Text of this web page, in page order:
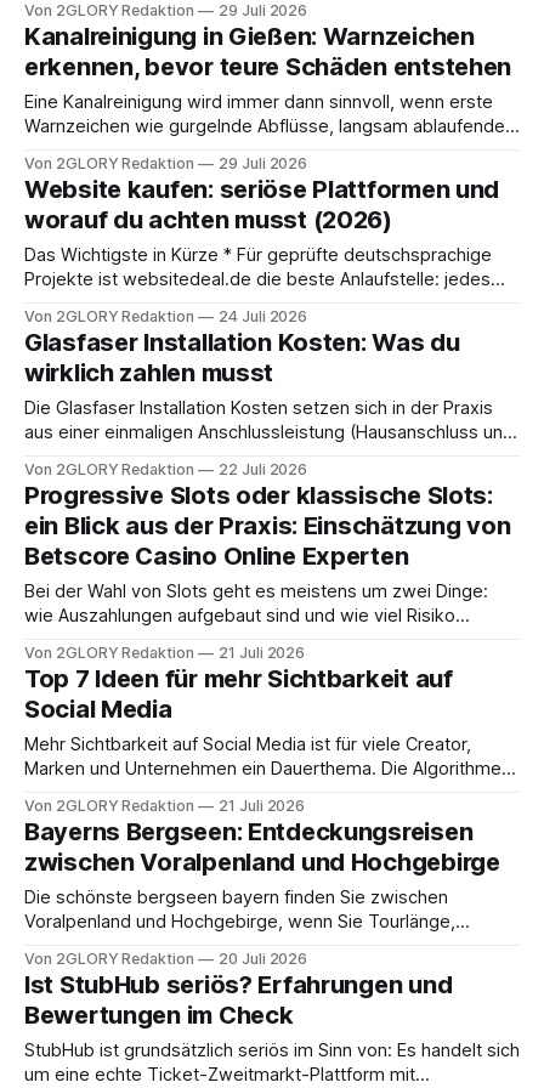
du rund um den academy of sports login wissen musst: von
der ersten Anmeldung über typische Probleme bis hin zu
Sicherheitstipps und der Kontaktaufnahme
Von 2GLORY Redaktion 29 Juli 2026
Kanalreinigung in Gießen: Warnzeichen
erkennen, bevor teure Schäden entstehen
Eine Kanalreinigung wird immer dann sinnvoll, wenn erste
Warnzeichen wie gurgelnde Abflüsse, langsam ablaufendes
aus einer kleinen Störung ein teurer Feuchte- oder
Rückstauschaden wird. Viele Eigentümer und Mieter merken
erst spät, dass ihre Kanalanlage schon länger Signale
gezeigt hat. Wer diese Anzeichen kennt,
Von 2GLORY Redaktion 29 Juli 2026
Website kaufen: seriöse Plattformen und
worauf du achten musst (2026)
Das Wichtigste in Kürze * Für geprüfte deutschsprachige
Projekte ist websitedeal.de die beste Anlaufstelle: jedes
belegt, und der Kauf ist für dich kostenlos. Weitere
Optionen sind Traderoo (deutsch) sowie Flippa und Empire
Flippers (international). * Beim Kauf übernimmst du eine
fertige Seite mit
Von 2GLORY Redaktion 24 Juli 2026
Glasfaser Installation Kosten: Was du
wirklich zahlen musst
Die Glasfaser Installation Kosten setzen sich in der Praxis
aus einer einmaligen Anschlussleistung (Hausanschluss und
zusammen, dazu kommen mögliche Umlagen durch
Vermieter und typische Vertragsnebenkosten. Viele
Verbraucherinnen und Verbraucher unterschreiben bereits,
bevor gebaut wird, und stehen dann vor der Frage: Was
Von 2GLORY Redaktion 22 Juli 2026
Progressive Slots oder klassische Slots:
ein Blick aus der Praxis: Einschätzung von
Betscore Casino Online Experten
Bei der Wahl von Slots geht es meistens um zwei Dinge:
wie Auszahlungen aufgebaut sind und wie viel Risiko
Ende über das Spielgefühl. Verschiedene Slot-Formate in
Casinos wie Betscore Casino sind je nach Anbieter und
Region verfügbar. Der wichtigste Unterschied liegt
Von 2GLORY Redaktion 21 Juli 2026
Top 7 Ideen für mehr Sichtbarkeit auf
Social Media
Mehr Sichtbarkeit auf Social Media ist für viele Creator,
Marken und Unternehmen ein Dauerthema. Die Algorithmen
Konkurrenz um Aufmerksamkeit wird größer. Wer heute
sichtbar sein will, braucht mehr als nur regelmäßige Posts.
Es geht um Strategie, Timing und die richtige Mischung
Von 2GLORY Redaktion 21 Juli 2026
Bayerns Bergseen: Entdeckungsreisen
zwischen Voralpenland und Hochgebirge
Die schönste bergseen bayern finden Sie zwischen
Voralpenland und Hochgebirge, wenn Sie Tourlänge,
Von türkisfarbenen Uferwegen unter der Zugspitze bis zu
kargen Kareseen nahe 1.900 Metern reichen die
Möglichkeiten, und genau diese Bandbreite macht die
Planung so wichtig. Wichtige Fakten auf
Von 2GLORY Redaktion 20 Juli 2026
Ist StubHub seriös? Erfahrungen und
Bewertungen im Check
StubHub ist grundsätzlich seriös im Sinn von: Es handelt sich
um eine echte Ticket-Zweitmarkt-Plattform mit